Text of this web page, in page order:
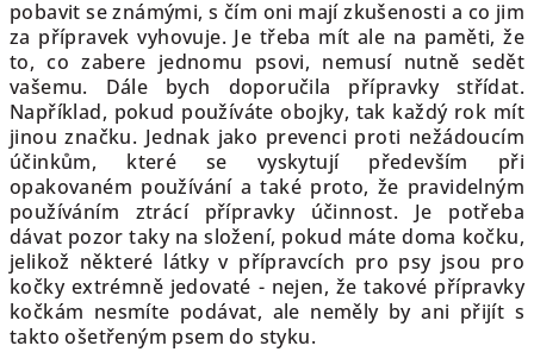
pobavit se známými, s čím oni mají zkušenosti a co jim
za přípravek vyhovuje. Je třeba mít ale na paměti, že
to, co zabere jednomu psovi, nemusí nutně sedět
vašemu. Dále bych doporučila přípravky střídat.
Například, pokud používáte obojky, tak každý rok mít
jinou značku. Jednak jako prevenci proti nežádoucím
účinkům, které se vyskytují především při
opakovaném používání a také proto, že pravidelným
používáním ztrácí přípravky účinnost. Je potřeba
dávat pozor taky na složení, pokud máte doma kočku,
jelikož některé látky v přípravcích pro psy jsou pro
kočky extrémně jedovaté - nejen, že takové přípravky
kočkám nesmíte podávat, ale neměly by ani přijít s
takto ošetřeným psem do styku.